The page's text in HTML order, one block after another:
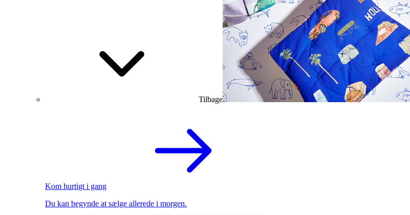
Tilbage
Kom hurtigt i gang
Du kan begynde at sælge allerede i morgen.